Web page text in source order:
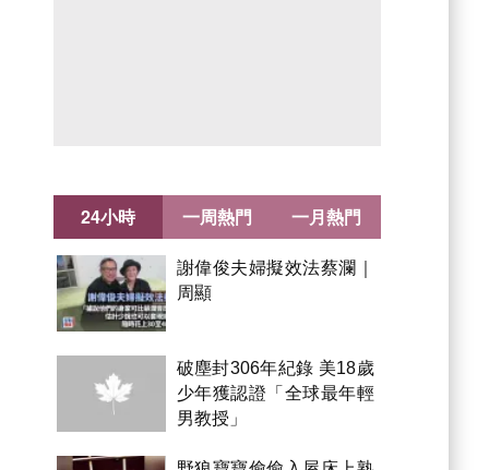
24小時
謝偉俊夫婦擬效法蔡瀾｜
周顯
破塵封306年紀錄 美18歲
少年獲認證「全球最年輕
男教授」
一周熱門 一月熱門